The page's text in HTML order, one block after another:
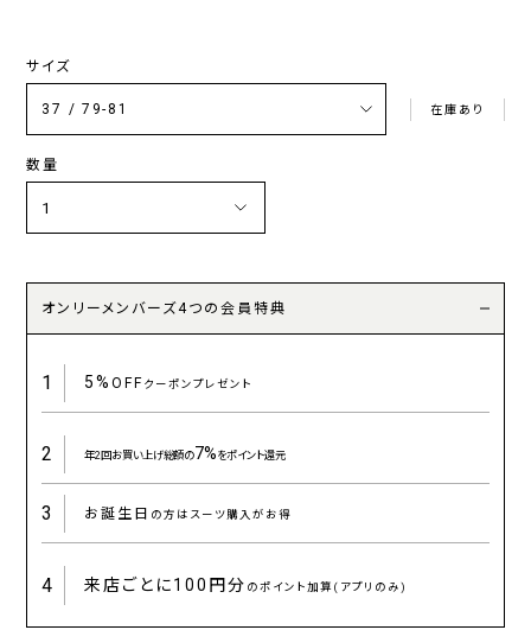
サイズ
在庫あり
数量
オンリーメンバーズ4つの会員特典
1 5%OFFクーポンプレゼント
2 年2回お買い上げ総額の7%をポイント還元
3 お誕生日 の方はスーツ購入がお得
4 来店ごとに100円分 のポイント加算(アプリのみ)